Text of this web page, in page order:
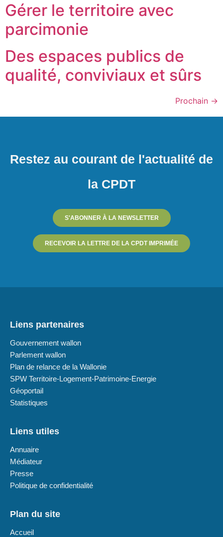
Gérer le territoire avec
parcimonie
Des espaces publics de
qualité, conviviaux et sûrs
Prochain →
Restez au courant de l'actualité de
la CPDT
S'ABONNER À LA NEWSLETTER
RECEVOIR LA LETTRE DE LA CPDT IMPRIMÉE
Liens partenaires
Gouvernement wallon
Parlement wallon
Plan de relance de la Wallonie
SPW Territoire-Logement-Patrimoine-Energie
Géoportail
Statistiques
Liens utiles
Annuaire
Médiateur
Presse
Politique de confidentialité
Plan du site
Accueil